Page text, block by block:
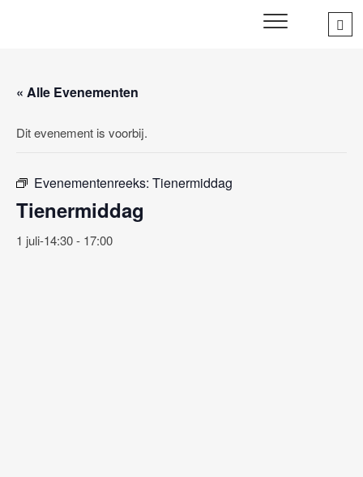
WIJ ZETTEN ONS IN VOOR HET WELZIJN EN VERBINDEN
« Alle Evenementen
Dit evenement is voorbij.
Evenementenreeks: Tienermiddag
Tienermiddag
1 juli-14:30- 17:00